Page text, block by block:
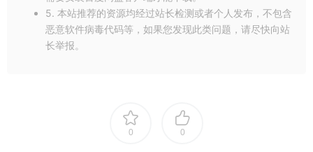
5. 本站推荐的资源均经过站长检测或者个人发布，不包含
恶意软件病毒代码等，如果您发现此类问题，请尽快向站
长举报。
0 0